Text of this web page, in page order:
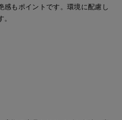
感もポイントです。環境に配慮し